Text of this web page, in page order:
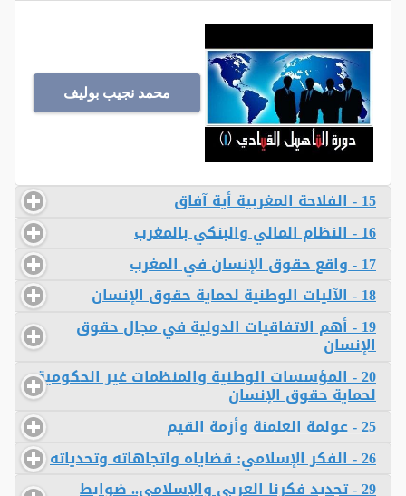
محمد نجيب بوليف
15 - الفلاحة المغربية أية آفاق
16 - النظام المالي والبنكي بالمغرب
17 - واقع حقوق الإنسان في المغرب
18 - الآليات الوطنية لحماية حقوق الإنسان
19 - أهم الاتفاقيات الدولية في مجال حقوق
الإنسان
20 - المؤسسات الوطنية والمنظمات غير الحكومية
لحماية حقوق الإنسان
25 - عولمة العلمنة وأزمة القيم
26 - الفكر الإسلامي: قضاياه واتجاهاته وتحدياته
29 - تجديد فكرنا العربي والإسلامي.. ضوابط